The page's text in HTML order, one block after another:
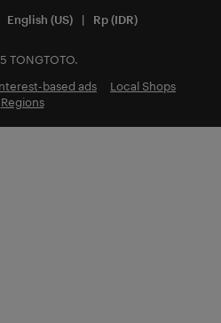
(US) | Rp (IDR)
TONGTOTO.
based ads
Local Shops
Regions